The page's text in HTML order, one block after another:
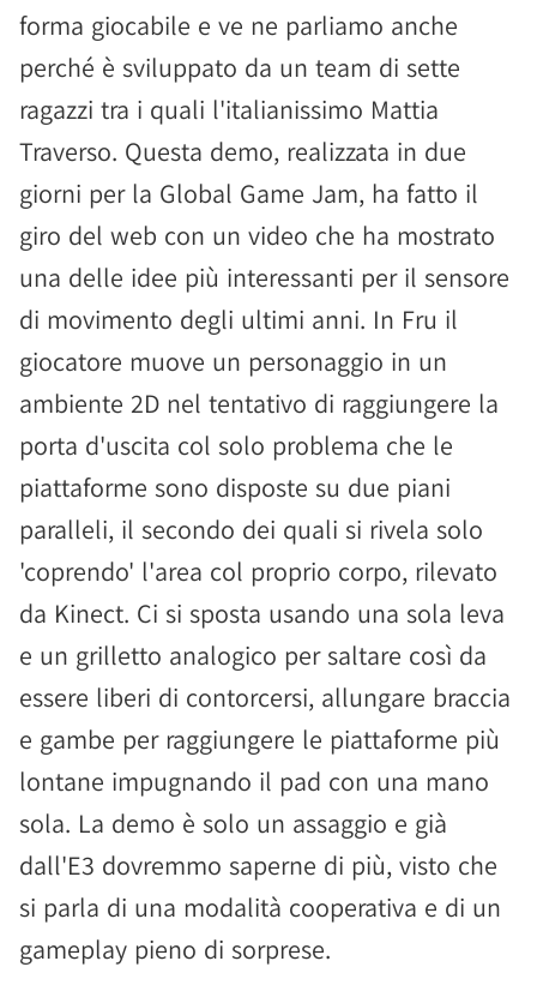
forma giocabile e ve ne parliamo anche
perché è sviluppato da un team di sette
ragazzi tra i quali l'italianissimo Mattia
Traverso. Questa demo, realizzata in due
giorni per la Global Game Jam, ha fatto il
giro del web con un video che ha mostrato
una delle idee più interessanti per il sensore
di movimento degli ultimi anni. In Fru il
giocatore muove un personaggio in un
ambiente 2D nel tentativo di raggiungere la
porta d'uscita col solo problema che le
piattaforme sono disposte su due piani
paralleli, il secondo dei quali si rivela solo
'coprendo' l'area col proprio corpo, rilevato
da Kinect. Ci si sposta usando una sola leva
e un grilletto analogico per saltare così da
essere liberi di contorcersi, allungare braccia
e gambe per raggiungere le piattaforme più
lontane impugnando il pad con una mano
sola. La demo è solo un assaggio e già
dall'E3 dovremmo saperne di più, visto che
si parla di una modalità cooperativa e di un
gameplay pieno di sorprese.